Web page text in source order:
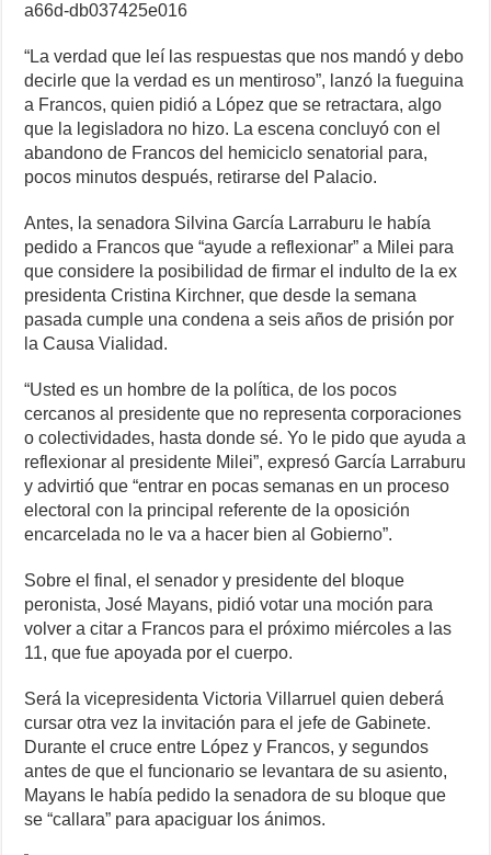
a66d-db037425e016
“La verdad que leí las respuestas que nos mandó y debo
decirle que la verdad es un mentiroso”, lanzó la fueguina
a Francos, quien pidió a López que se retractara, algo
que la legisladora no hizo. La escena concluyó con el
abandono de Francos del hemiciclo senatorial para,
pocos minutos después, retirarse del Palacio.
Antes, la senadora Silvina García Larraburu le había
pedido a Francos que “ayude a reflexionar” a Milei para
que considere la posibilidad de firmar el indulto de la ex
presidenta Cristina Kirchner, que desde la semana
pasada cumple una condena a seis años de prisión por
la Causa Vialidad.
“Usted es un hombre de la política, de los pocos
cercanos al presidente que no representa corporaciones
o colectividades, hasta donde sé. Yo le pido que ayuda a
reflexionar al presidente Milei”, expresó García Larraburu
y advirtió que “entrar en pocas semanas en un proceso
electoral con la principal referente de la oposición
encarcelada no le va a hacer bien al Gobierno”.
Sobre el final, el senador y presidente del bloque
peronista, José Mayans, pidió votar una moción para
volver a citar a Francos para el próximo miércoles a las
11, que fue apoyada por el cuerpo.
Será la vicepresidenta Victoria Villarruel quien deberá
cursar otra vez la invitación para el jefe de Gabinete.
Durante el cruce entre López y Francos, y segundos
antes de que el funcionario se levantara de su asiento,
Mayans le había pedido la senadora de su bloque que
se “callara” para apaciguar los ánimos.